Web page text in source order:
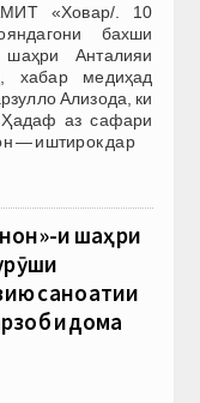
«Ховар/. 10
бахши
Анталияи
хабар медиҳад
Ализода, ки
аз сафари
— иштирок дар
и шаҳри
саноатии
идома